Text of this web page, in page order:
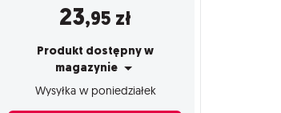
23,95 zł
Produkt dostępny w
magazynie
Wysyłka w poniedziałek